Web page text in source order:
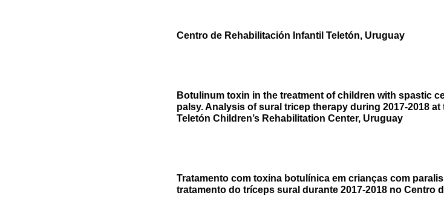
Centro de Rehabilitación Infantil Teletón, Uruguay
Botulinum toxin in the treatment of children with spastic
palsy. Analysis of sural tricep therapy during 2017-2018 at
Teletón Children’s Rehabilitation Center, Uruguay
Tratamento com toxina botulínica em crianças com
tratamento do tríceps sural durante 2017-2018 no Centro